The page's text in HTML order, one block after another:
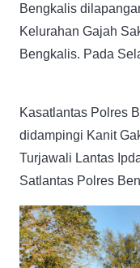
Bengkalis
Kelurahan Gajah
Bengkalis. Pada
Kasatlantas Polres
didampingi Kanit
Turjawali Lantas
Satlantas Polres